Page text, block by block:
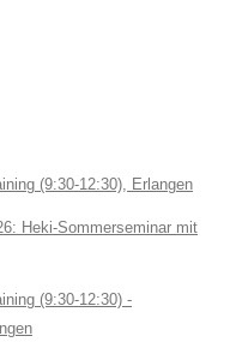
(9:30-12:30), Erlangen
Heki-Sommerseminar mit
(9:30-12:30) -